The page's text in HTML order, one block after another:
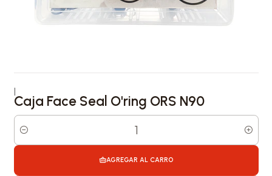
|
Caja Face Seal O'ring ORS N90
Cantidad
AGREGAR AL CARRO